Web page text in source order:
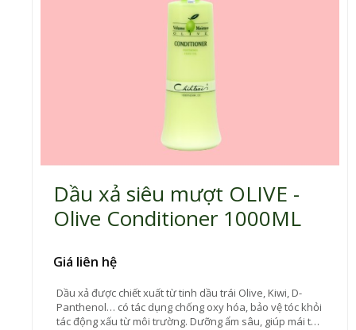
Dầu xả siêu mượt OLIVE -
Olive Conditioner 1000ML
Giá liên hệ
Dầu xả được chiết xuất từ tinh dầu trái Olive, Kiwi, D-
Panthenol… có tác dụng chống oxy hóa, bảo vệ tóc khỏi
tác động xấu từ môi trường. Dưỡng ẩm sâu, giúp mái tóc